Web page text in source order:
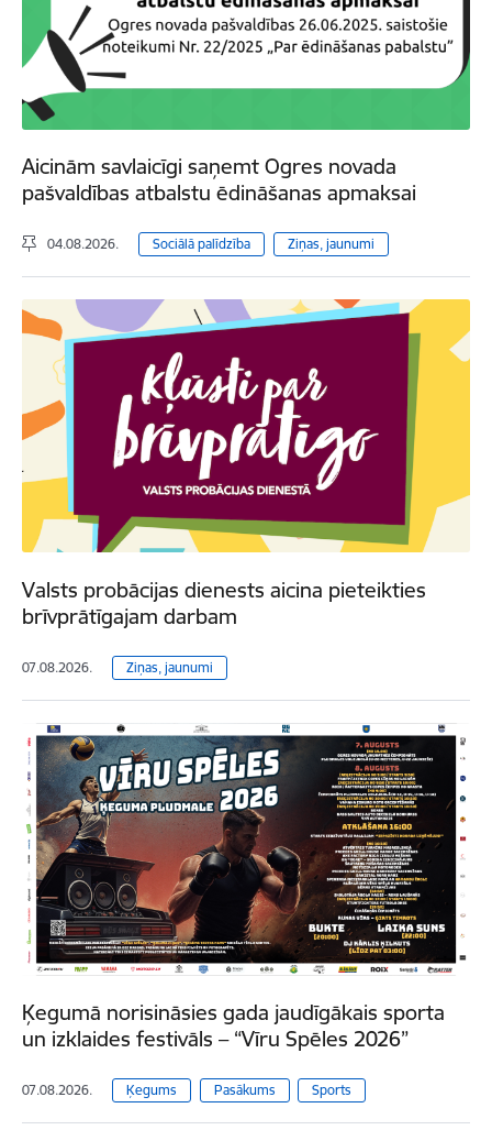
Aicinām savlaicīgi saņemt Ogres novada
pašvaldības atbalstu ēdināšanas apmaksai
04.08.2026. Sociālā palīdzība Ziņas, jaunumi
Valsts probācijas dienests aicina pieteikties
brīvprātīgajam darbam
07.08.2026. Ziņas, jaunumi
Ķegumā norisināsies gada jaudīgākais sporta
un izklaides festivāls – “Vīru Spēles 2026”
07.08.2026. Ķegums Pasākums Sports